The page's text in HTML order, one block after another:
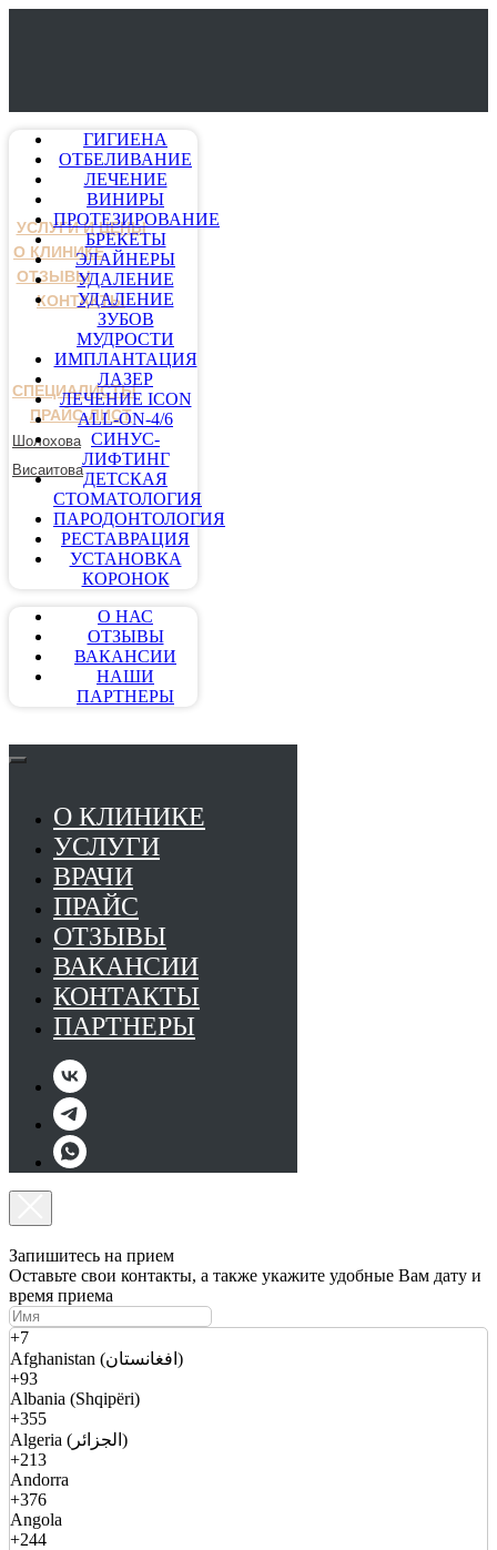
УСЛУГИ И ЦЕНЫ
О КЛИНИКЕ
ОТЗЫВЫ
КОНТАКТЫ
СПЕЦИАЛИСТЫ
ПРАЙС-ЛИСТ
Шолохова
Висаитова
ГИГИЕНА
ОТБЕЛИВАНИЕ
ЛЕЧЕНИЕ
ВИНИРЫ
ПРОТЕЗИРОВАНИЕ
БРЕКЕТЫ
ЭЛАЙНЕРЫ
УДАЛЕНИЕ
УДАЛЕНИЕ
ЗУБОВ
МУДРОСТИ
ИМПЛАНТАЦИЯ
ЛАЗЕР
ЛЕЧЕНИЕ ICON
ALL-ON-4/6
СИНУС-
ЛИФТИНГ
ДЕТСКАЯ
СТОМАТОЛОГИЯ
ПАРОДОНТОЛОГИЯ
РЕСТАВРАЦИЯ
УСТАНОВКА
КОРОНОК
О НАС
ОТЗЫВЫ
ВАКАНСИИ
НАШИ
ПАРТНЕРЫ
О КЛИНИКЕ
УСЛУГИ
ВРАЧИ
ПРАЙС
ОТЗЫВЫ
ВАКАНСИИ
КОНТАКТЫ
ПАРТНЕРЫ
Запишитесь на прием
Оставьте свои контакты, а также укажите удобные Вам дату и
время приема
+7
Afghanistan (افغانستان)
+93
Albania (Shqipëri)
+355
Algeria (الجزائر)
+213
Andorra
+376
Angola
+244